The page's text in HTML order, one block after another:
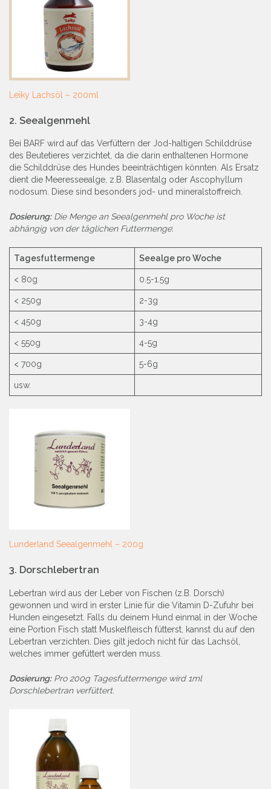
Leiky Lachsöl – 200ml
2. Seealgenmehl
Bei BARF wird auf das Verfüttern der Jod-haltigen Schilddrüse
des Beutetieres verzichtet, da die darin enthaltenen Hormone
die Schilddrüse des Hundes beeinträchtigen könnten. Als Ersatz
dient die Meeresseealge, z.B. Blasentalg oder Ascophyllum
nodosum. Diese sind besonders jod- und mineralstoffreich.
Dosierung:Die Menge an Seealgenmehl pro Woche ist
abhängig von der täglichen Futtermenge:
Tagesfuttermenge Seealge pro Woche
< 80g 0.5-1.5g
< 250g 2-3g
< 450g 3-4g
< 550g 4-5g
< 700g 5-6g
usw.
Lunderland Seealgenmehl – 200g
3. Dorschlebertran
Lebertran wird aus der Leber von Fischen (z.B. Dorsch)
gewonnen und wird in erster Linie für die Vitamin D-Zufuhr bei
Hunden eingesetzt. Falls du deinem Hund einmal in der Woche
eine Portion Fisch statt Muskelfleisch fütterst, kannst du auf den
Lebertran verzichten. Dies gilt jedoch nicht für das Lachsöl,
welches immer gefüttert werden muss.
Dosierung:Pro 200g Tagesfuttermenge wird 1ml
Dorschlebertran verfüttert.